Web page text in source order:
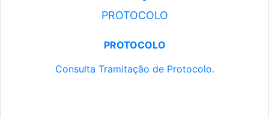
PROTOCOLO
PROTOCOLO
Consulta Tramitação de Protocolo.